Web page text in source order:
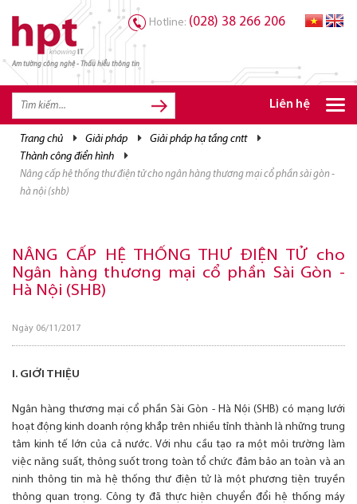
Am tường công nghệ - Thấu hiểu thông tin
Hotline: (028) 38 266 206
Liên hệ
trang chủ giải pháp
giải pháp hạ tầng cntt
thành công điển hình
nâng cấp hệ thống thư điện tử cho ngân hàng thương mại cổ phần sài gòn -
hà nội (shb)
NÂNG CẤP HỆ THỐNG THƯ ĐIỆN TỬ cho
Ngân hàng thương mại cổ phần Sài Gòn -
Hà Nội (SHB)
Ngày 06/11/2017
I. GIỚI THIỆU
Ngân hàng thương mại cổ phần Sài Gòn - Hà Nội (SHB) có mạng lưới
hoạt động kinh doanh rộng khắp trên nhiều tỉnh thành là những trung
tâm kinh tế lớn của cả nước. Với nhu cầu tạo ra một môi trường làm
việc năng suất, thông suốt trong toàn tổ chức đảm bảo an toàn và an
ninh thông tin mà hệ thống thư điện tử là một phương tiện truyền
thông quan trọng. Công ty đã thực hiện chuyển đổi hệ thống máy
TRANG CHỦ
TRANG CHỦ
GIẢI PHÁP
DỊCH VỤ
CƠ HỘI NGHỀ NGHIỆP